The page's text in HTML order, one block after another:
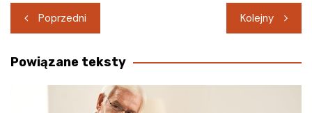
Nawigacja
wpisu
Poprzedni Kolejny
Powiązane teksty